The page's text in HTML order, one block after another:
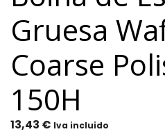
Gruesa
Coarse
150H
13,43 € Iva incluido